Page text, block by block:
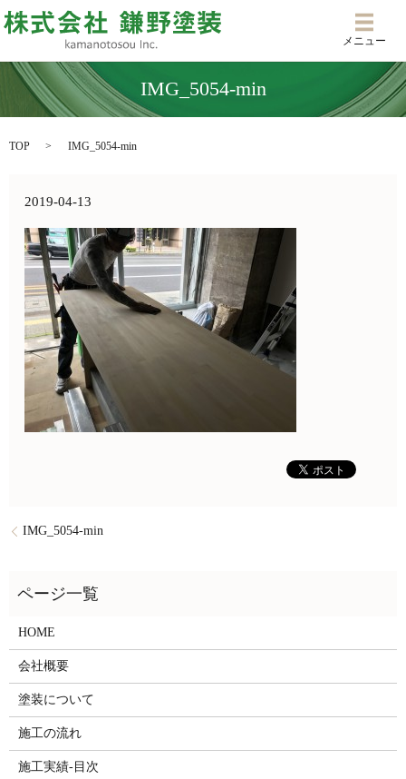
メニ
メニュー
IMG_5054-min
TOP IMG_5054-min
2019-04-13
IMG_5054-min
HOME
会社概要
塗装について
施工の流れ
施工実績-目次